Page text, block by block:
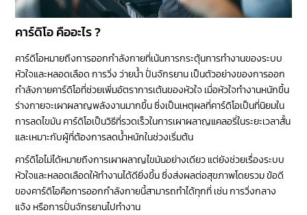
คาร์ดิโอ คืออะไร ?
คาร์ดิโอหมายถึงการออกกำลังกายที่เน้นการกระตุ้นการทำงานของระบบ
หัวใจและหลอดเลือด การวิ่ง ว่ายน้ำ ปั่นจักรยาน เป็นตัวอย่างของการออก
กำลังกายคาร์ดิโอที่ช่วยเพิ่มอัตราการเต้นของหัวใจ เมื่อหัวใจทำงานหนักขึ้น
ร่างกายจะเผาผลาญพลังงานมากขึ้น ซึ่งเป็นเหตุผลที่คาร์ดิโอเป็นที่นิยมใน
การลดไขมัน คาร์ดิโอเป็นวิธีที่รวดเร็วในการเผาผลาญแคลอรี่ในระยะเวลาสั้น
และเหมาะกับผู้ที่ต้องการลดน้ำหนักในช่วงเริ่มต้น
คาร์ดิโอไม่ได้หมายถึงการเผาผลาญไขมันอย่างเดียว แต่ยังช่วยเรื่องระบบ
หัวใจและหลอดเลือดให้ทำงานได้ดียิ่งขึ้น ซึ่งส่งผลต่อสุขภาพโดยรวม ข้อดี
ของคาร์ดิโอคือการออกกำลังกายนี้สามารถทำได้ทุกที่ เช่น การวิ่งกลาง
แจ้ง หรือการปั่นจักรยานไปทำงาน